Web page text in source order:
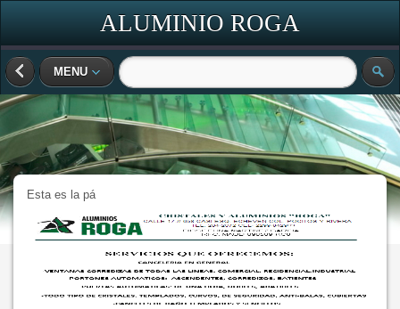
ALUMINIO ROGA
MENU
Esta es la pá